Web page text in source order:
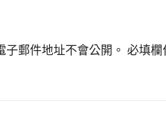
郵件地址不會公開。 必填欄